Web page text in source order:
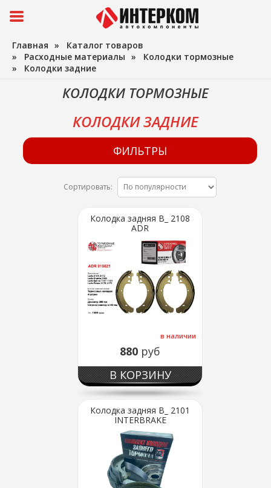
Главная » Каталог товаров
» Расходные материалы » Колодки тормозные
» Колодки задние
КОЛОДКИ ТОРМОЗНЫЕ
КОЛОДКИ ЗАДНИЕ
ФИЛЬТРЫ
Сортировать:
Колодка задняя В_ 2108
ADR
в наличии
880 руб
В КОРЗИНУ
Колодка задняя В_ 2101
INTERBRAKE